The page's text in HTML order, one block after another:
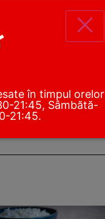
în timpul orelor
21:45, Sâmbătă-
21:45.